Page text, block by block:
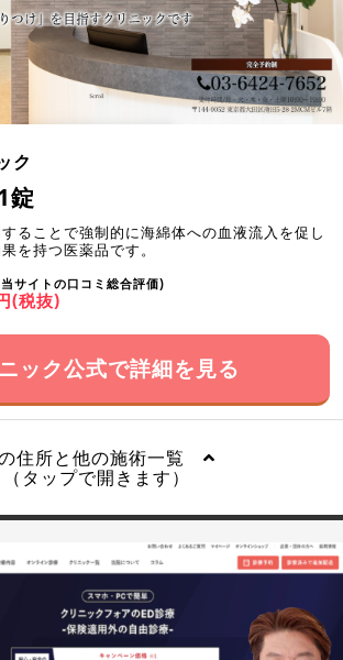
ク
錠
ることで強制的に海綿体への血液流入を促し
を持つ医薬品です。
サイトの口コミ総合評価)
(税抜)
ック公式で詳細を見る
住所と他の施術一覧
（タップで開きます）